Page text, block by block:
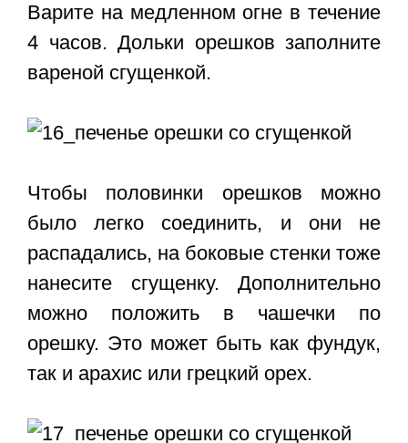
Варите на медленном огне в течение
4 часов. Дольки орешков заполните
вареной сгущенкой.
Чтобы половинки орешков можно
было легко соединить, и они не
распадались, на боковые стенки тоже
нанесите сгущенку. Дополнительно
можно положить в чашечки по
орешку. Это может быть как фундук,
так и арахис или грецкий орех.